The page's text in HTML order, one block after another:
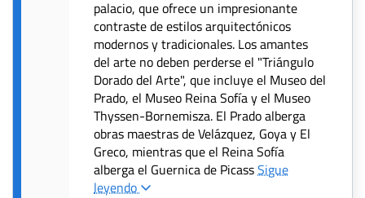
palacio, que ofrece un impresionante
contraste de estilos arquitectónicos
modernos y tradicionales. Los amantes
del arte no deben perderse el "Triángulo
Dorado del Arte", que incluye el Museo del
Prado, el Museo Reina Sofía y el Museo
Thyssen-Bornemisza. El Prado alberga
obras maestras de Velázquez, Goya y El
Greco, mientras que el Reina Sofía
alberga el Guernica de PicassSigue
leyendo